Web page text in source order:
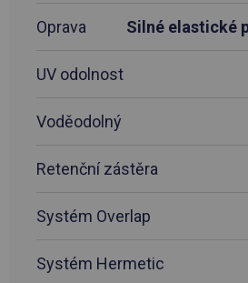
Oprava Silné elastické
UV odolnost
Voděodolný
Retenční zástěra
Systém Overlap
Systém Hermetic